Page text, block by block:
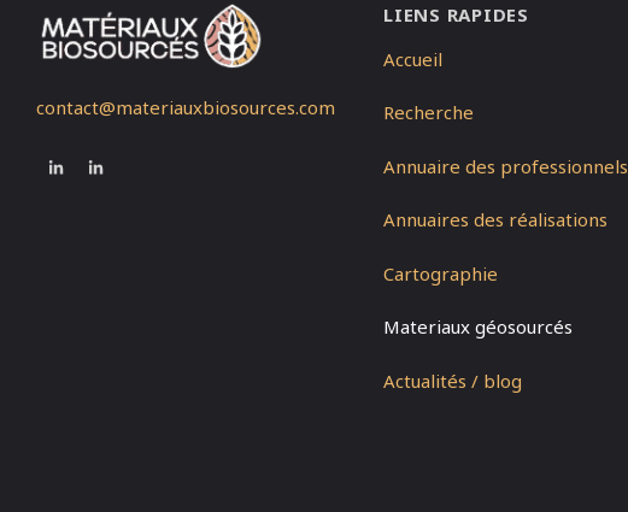
contact@materiauxbiosources.com
LIENS RAPIDES
Accueil
Recherche
Annuaire des professionnels
Annuaires des réalisations
Cartographie
Materiaux géosourcés
Actualités / blog